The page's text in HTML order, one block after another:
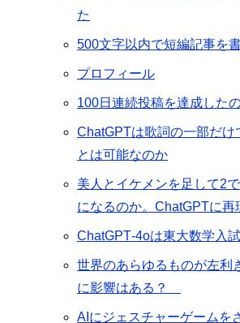
た
500文字以内で短編記事を
プロフィール
100日連続投稿を達成した
ChatGPTは歌詞の一部だけ
とは可能なのか
美人とイケメンを足して2
になるのか。ChatGPTに再
ChatGPT‐4oは東大数学入
世界のあらゆるものが左利
に影響はある？
AIにジェスチャーゲームを